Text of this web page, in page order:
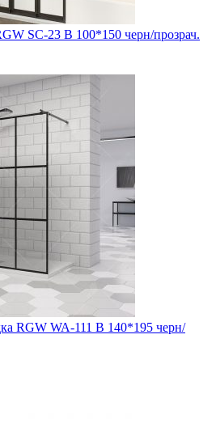
SC-23 В 100*150 черн/прозрач.
RGW WA-111 B 140*195 черн/